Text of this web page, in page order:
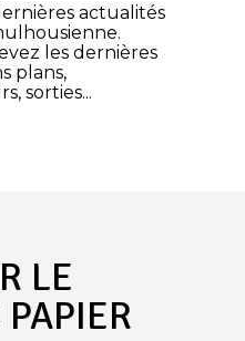
actualités
les dernières
plans,
sorties...
LE